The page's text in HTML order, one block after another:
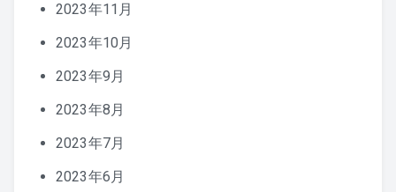
2023年11月
2023年10月
2023年9月
2023年8月
2023年7月
2023年6月